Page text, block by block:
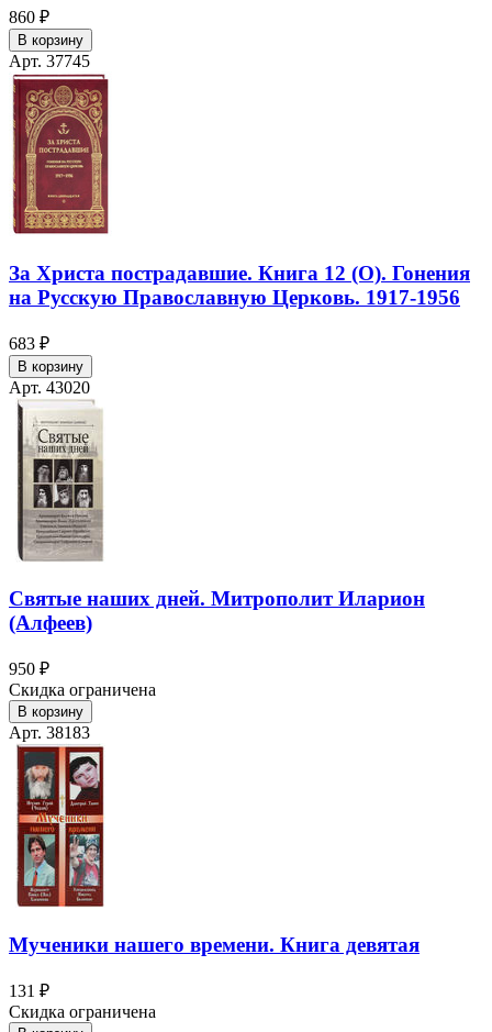
860 ₽
В корзину
Арт. 37745
За Христа пострадавшие. Книга 12 (О). Гонения
на Русскую Православную Церковь. 1917-1956
683 ₽
В корзину
Арт. 43020
Святые наших дней. Митрополит Иларион
(Алфеев)
950 ₽
Скидка ограничена
В корзину
Арт. 38183
Мученики нашего времени. Книга девятая
131 ₽
Скидка ограничена